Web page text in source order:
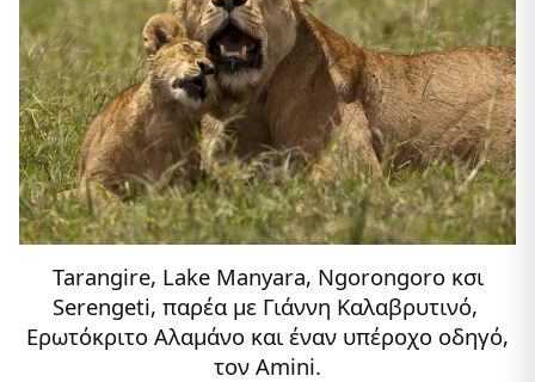
Tarangire, Lake Manyara, Ngorongoro κσι
Serengeti, παρέα με Γιάννη Καλαβρυτινό,
Ερωτόκριτο Αλαμάνο και έναν υπέροχο οδηγό,
τον Amini.